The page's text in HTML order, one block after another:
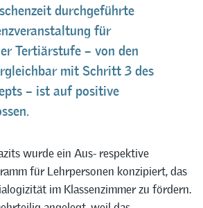
durchgeführte
für
Tertiärstufe – von den
mit Schritt 3 des
– ist auf positive
wurde ein Aus- respektive
für Lehrpersonen konzipiert, das
im Klassenzimmer zu fördern.